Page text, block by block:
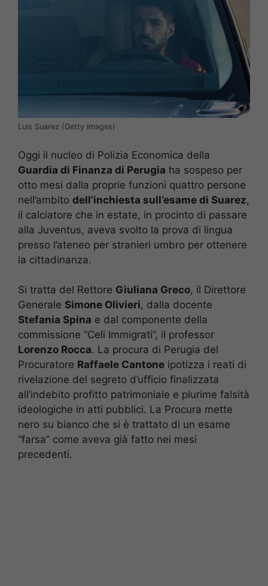
Luis Suarez (Getty Images)
Oggi il nucleo di Polizia Economica della
Guardia di Finanza di Perugia ha sospeso per
otto mesi dalla proprie funzioni quattro persone
nell’ambito dell’inchiesta sull’esame di Suarez,
il calciatore che in estate, in procinto di passare
alla Juventus, aveva svolto la prova di lingua
presso l’ateneo per stranieri umbro per ottenere
la cittadinanza.
Si tratta del Rettore Giuliana Greco, il Direttore
Generale Simone Olivieri, dalla docente
Stefania Spina e dal componente della
commissione “Celi Immigrati”, il professor
Lorenzo Rocca. La procura di Perugia del
Procuratore Raffaele Cantone ipotizza i reati di
rivelazione del segreto d’ufficio finalizzata
all’indebito profitto patrimoniale e plurime falsità
ideologiche in atti pubblici. La Procura mette
nero su bianco che si è trattato di un esame
“farsa” come aveva già fatto nei mesi
precedenti.